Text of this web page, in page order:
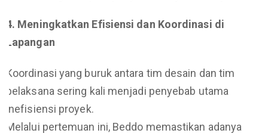
4. Meningkatkan Efisiensi dan Koordinasi di
Lapangan
Koordinasi yang buruk antara tim desain dan tim
pelaksana sering kali menjadi penyebab utama
inefisiensi proyek.
Melalui pertemuan ini, Beddo memastikan adanya